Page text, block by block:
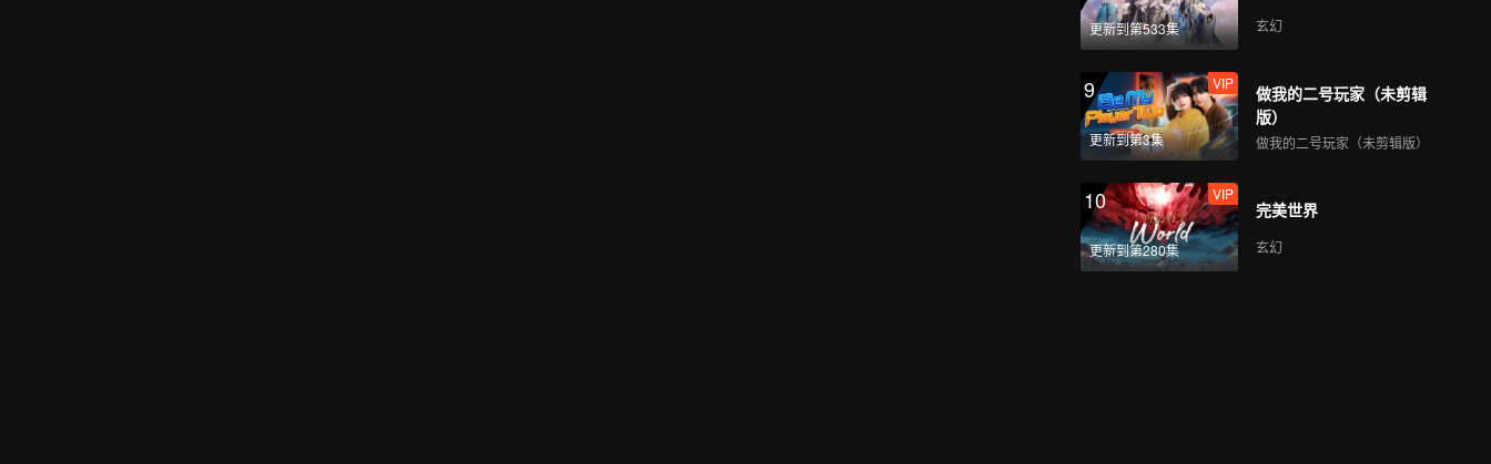
更新到第533集 玄幻
9
更新到第3集
VIP
做我的二号玩家（未剪辑
版）
做我的二号玩家（未剪辑版）
10
更新到第280集
VIP
完美世界
玄幻